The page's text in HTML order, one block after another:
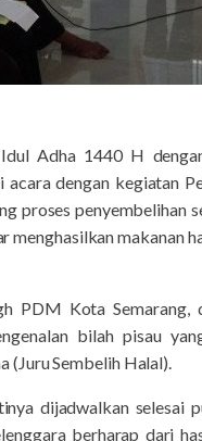
Adha 1440 H
dengan kegiatan
proses penyembelihan
menghasilkan makanan
PDM Kota Semarang,
bilah pisau
(Juru Sembelih Halal).
dijadwalkan selesai
berharap dari